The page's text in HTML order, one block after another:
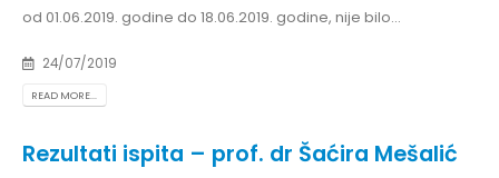
od 01.06.2019. godine do 18.06.2019. godine, nije bilo...
24/07/2019
READ MORE...
Rezultati ispita – prof. dr Šaćira Mešalić